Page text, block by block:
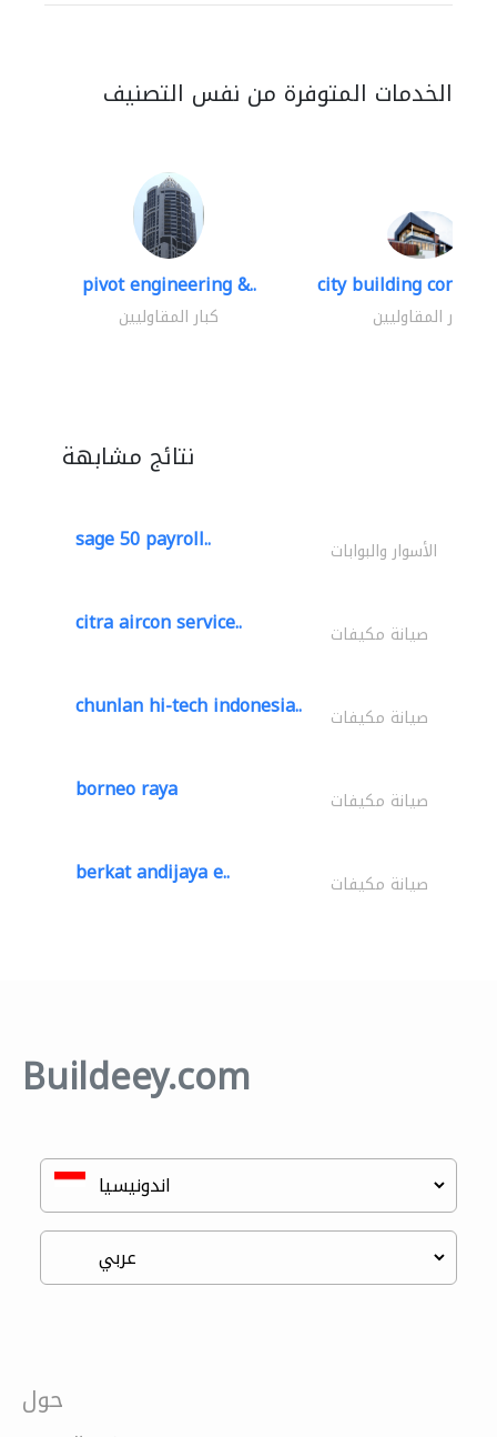
الخدمات المتوفرة من نفس التصنيف
pivot engineering &..
كبار المقاوليين
city building
كبار المقاوليين
نتائج مشابهة
sage 50 payroll.. الأسوار والبوابات
citra aircon service.. صيانة مكيفات
chunlan hi-tech indonesia.. صيانة مكيفات
borneo raya صيانة مكيفات
berkat andijaya e.. صيانة مكيفات
Buildeey.com
حول